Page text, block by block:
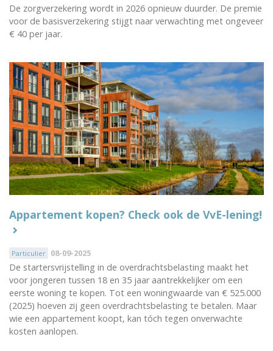
De zorgverzekering wordt in 2026 opnieuw duurder. De premie
voor de basisverzekering stijgt naar verwachting met ongeveer
€ 40 per jaar.
Appartement kopen? Check ook de VvE-lening!
Particulier 08-09-2025
De startersvrijstelling in de overdrachtsbelasting maakt het
voor jongeren tussen 18 en 35 jaar aantrekkelijker om een
eerste woning te kopen. Tot een woningwaarde van € 525.000
(2025) hoeven zij geen overdrachtsbelasting te betalen. Maar
wie een appartement koopt, kan tóch tegen onverwachte
kosten aanlopen.